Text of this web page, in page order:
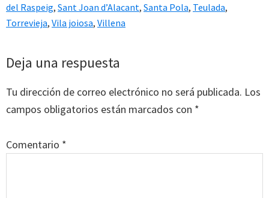
del Raspeig, Sant Joan d’Alacant, Santa Pola, Teulada,
Torrevieja, Vila joiosa, Villena
Interacciones
con
los
lectores
Deja una respuesta
Tu dirección de correo electrónico no será publicada. Los
campos obligatorios están marcados con *
Comentario *